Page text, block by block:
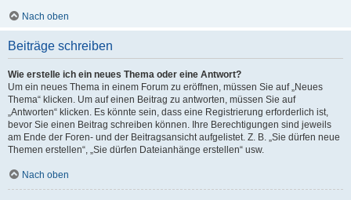
Nach oben
Beiträge schreiben
Wie erstelle ich ein neues Thema oder eine Antwort?
Um ein neues Thema in einem Forum zu eröffnen, müssen Sie auf „Neues
Thema“ klicken. Um auf einen Beitrag zu antworten, müssen Sie auf
„Antworten“ klicken. Es könnte sein, dass eine Registrierung erforderlich ist,
bevor Sie einen Beitrag schreiben können. Ihre Berechtigungen sind jeweils
am Ende der Foren- und der Beitragsansicht aufgelistet. Z. B. „Sie dürfen neue
Themen erstellen“, „Sie dürfen Dateianhänge erstellen“ usw.
Nach oben